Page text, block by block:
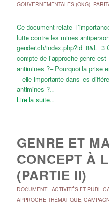
GOUVERNEMENTALES (ONG),
Ce document relate
lutte contre les mines
gender.ch/index.php?id=8&L=3
compte de l’approche genre
antimines ?– Pourquoi la prise
– elle importante dans les
antimines ?…
Lire la suite…
GENRE ET
CONCEPT À
(PARTIE II)
DOCUMENT- ACTIVITÉS ET
APPROCHE THÉMATIQUE,